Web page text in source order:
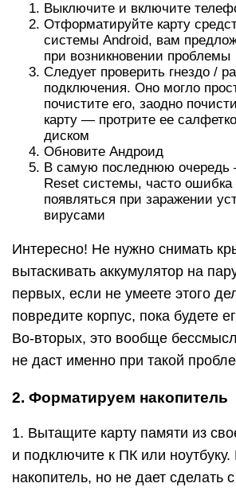
Выключите и включите
Отформатируйте карту
системы Android, вам
при возникновении проблемы
Следует проверить гнездо /
подключения. Оно могло
почистите его, заодно
карту — протрите ее
диском
Обновите Андроид
В самую последнюю очередь
Reset системы, часто ошибка
появляться при заражении
вирусами
Интересно! Не нужно снимать
вытаскивать аккумулятор на
первых, если не умеете этого
повредите корпус, пока будете
Во-вторых, это вообще
не даст именно при такой
2. Форматируем накопитель
1. Вытащите карту памяти из
и подключите к ПК или
накопитель, но не дает сделать